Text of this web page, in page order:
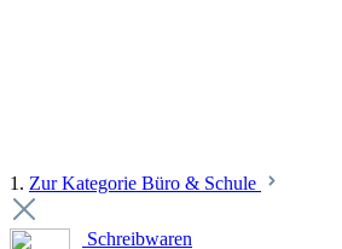
1. Zur Kategorie Büro & Schule
Schreibwaren